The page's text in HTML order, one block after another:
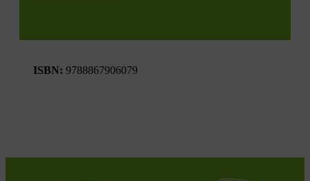
ISBN: 9788867906079